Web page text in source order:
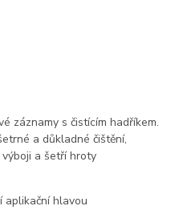
záznamy s čistícím hadříkem.
a důkladné čištění,
a šetří hroty
aplikační hlavou